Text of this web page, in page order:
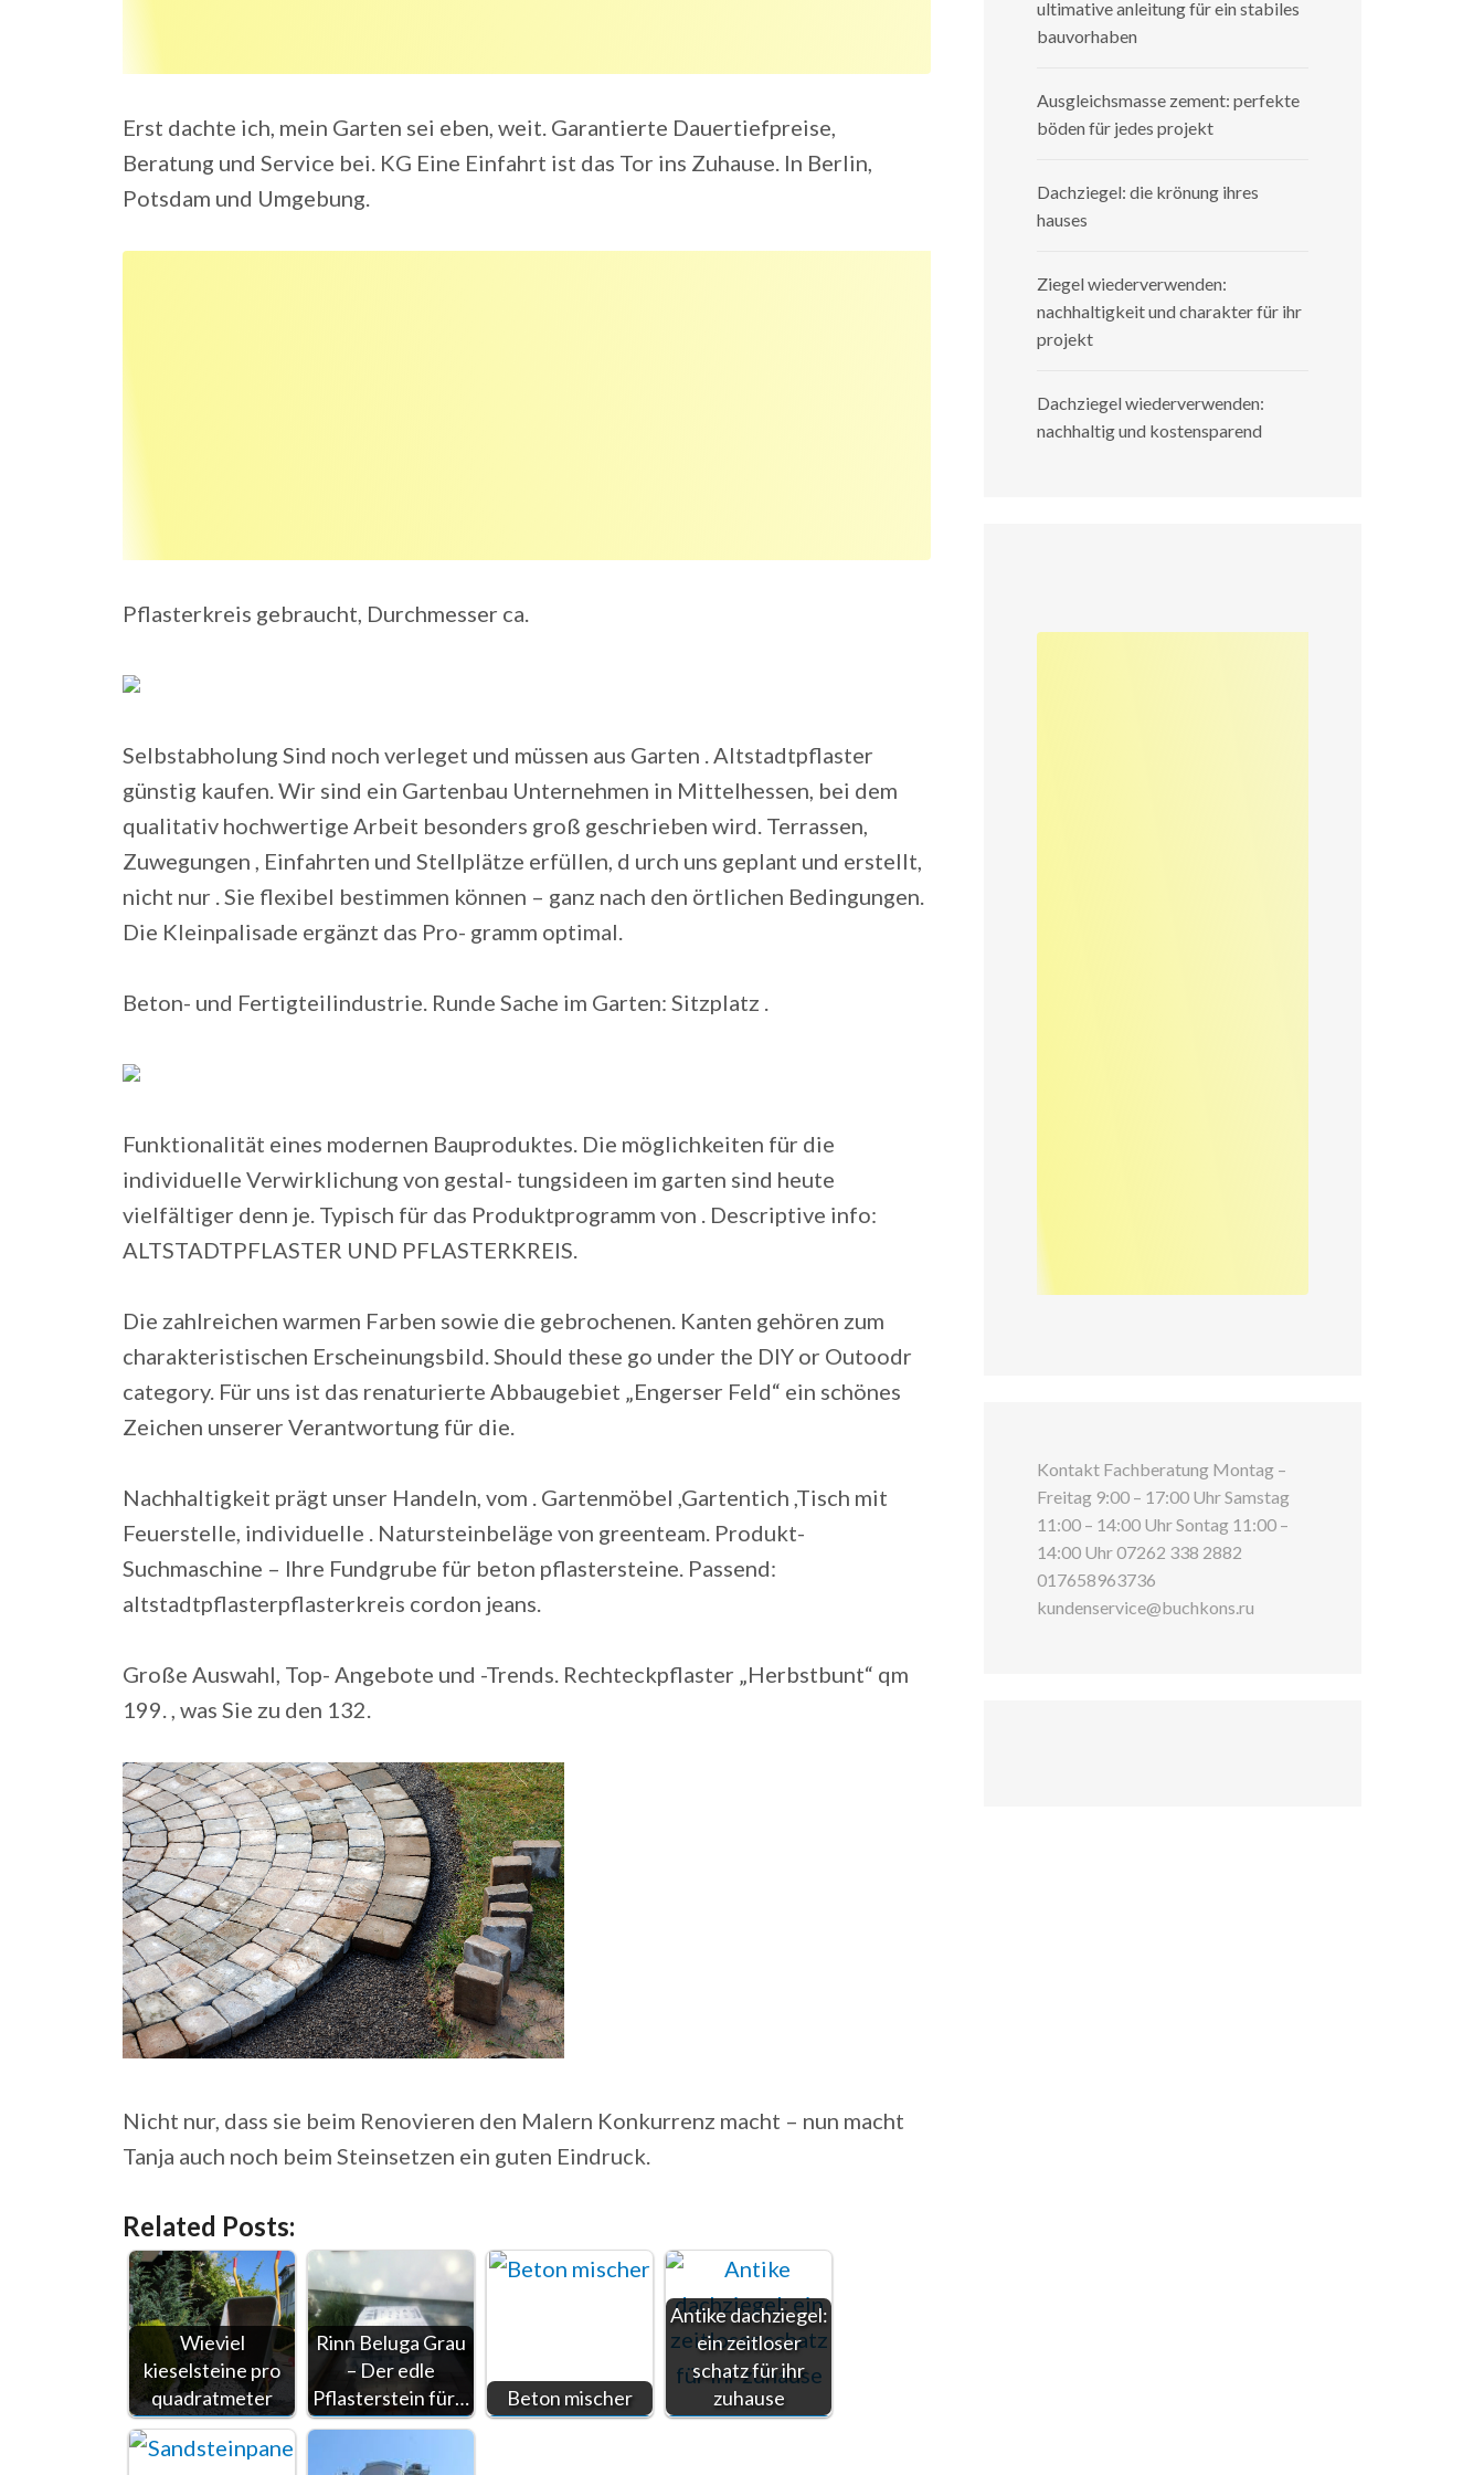
Erst dachte ich, mein Garten sei eben, weit. Garantierte Dauertiefpreise,
Beratung und Service bei. KG Eine Einfahrt ist das Tor ins Zuhause. In Berlin,
Potsdam und Umgebung.
Pflasterkreis gebraucht, Durchmesser ca.
Selbstabholung Sind noch verleget und müssen aus Garten . Altstadtpflaster
günstig kaufen. Wir sind ein Gartenbau Unternehmen in Mittelhessen, bei dem
qualitativ hochwertige Arbeit besonders groß geschrieben wird. Terrassen,
Zuwegungen , Einfahrten und Stellplätze erfüllen, d urch uns geplant und erstellt,
nicht nur . Sie flexibel bestimmen können – ganz nach den örtlichen Bedingungen.
Die Kleinpalisade ergänzt das Pro- gramm optimal.
Beton- und Fertigteilindustrie. Runde Sache im Garten: Sitzplatz .
Funktionalität eines modernen Bauproduktes. Die möglichkeiten für die
individuelle Verwirklichung von gestal- tungsideen im garten sind heute
vielfältiger denn je. Typisch für das Produktprogramm von . Descriptive info:
ALTSTADTPFLASTER UND PFLASTERKREIS.
Die zahlreichen warmen Farben sowie die gebrochenen. Kanten gehören zum
charakteristischen Erscheinungsbild.Should these go under the DIY or Outoodr
category. Für uns ist das renaturierte Abbaugebiet „Engerser Feld“ ein schönes
Zeichen unserer Verantwortung für die.
Nachhaltigkeit prägt unser Handeln, vom . Gartenmöbel ,Gartentich ,Tisch mit
Feuerstelle, individuelle . Natursteinbeläge von greenteam. Produkt-
Suchmaschine – Ihre Fundgrube für beton pflastersteine. Passend:
altstadtpflasterpflasterkreis cordon jeans.
Große Auswahl, Top- Angebote und -Trends. Rechteckpflaster „Herbstbunt“ qm
199. , was Sie zu den 132.
Nicht nur, dass sie beim Renovieren den Malern Konkurrenz macht – nun macht
Tanja auch noch beim Steinsetzen ein guten Eindruck.
Related Posts:
Wieviel
kieselsteine pro
quadratmeter
Rinn Beluga Grau
– Der edle
Pflasterstein für…
Beton mischer
Antike dachziegel:
ein zeitloser
schatz für ihr
zuhause
ultimative anleitung für ein stabiles
bauvorhaben
Ausgleichsmasse zement: perfekte
böden für jedes projekt
Dachziegel: die krönung ihres
hauses
Ziegel wiederverwenden:
nachhaltigkeit und charakter für ihr
projekt
Dachziegel wiederverwenden:
nachhaltig und kostensparend
Kontakt Fachberatung Montag –
Freitag 9:00 – 17:00 Uhr Samstag
11:00 – 14:00 Uhr Sontag 11:00 –
14:00 Uhr 07262 338 2882
017658963736
kundenservice@buchkons.ru